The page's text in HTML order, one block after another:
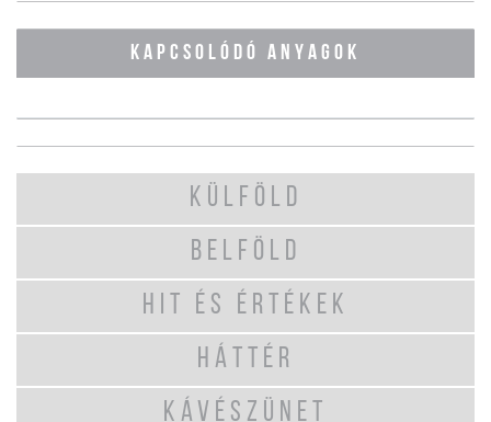
KAPCSOLÓDÓ ANYAGOK
KÜLFÖLD
BELFÖLD
HIT ÉS ÉRTÉKEK
HÁTTÉR
KÁVÉSZÜNET